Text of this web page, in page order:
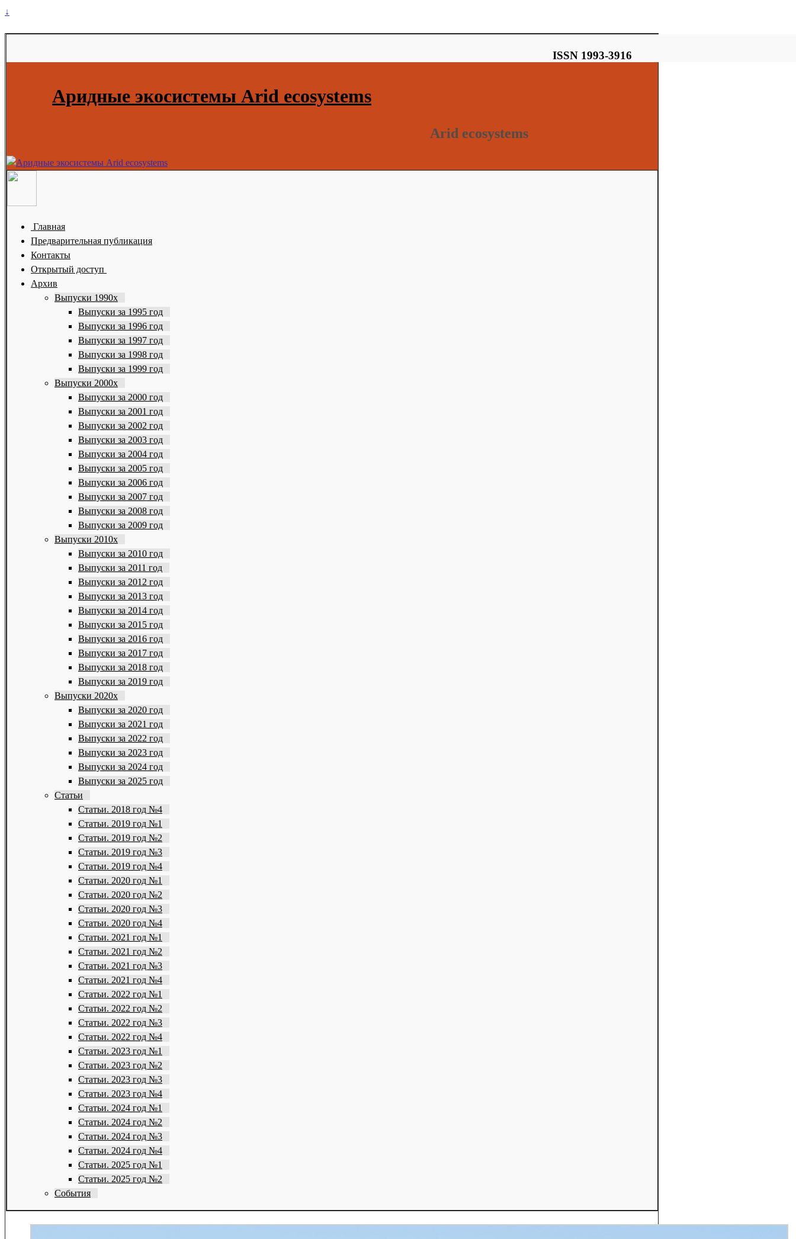
↓
ISSN 1993-3916
Аридные экосистемы Arid ecosystems
Arid ecosystems
Главная
Предварительная публикация
Контакты
Открытый доступ
Архив
Выпуски 1990х
Выпуски за 1995 год
Выпуски за 1996 год
Выпуски за 1997 год
Выпуски за 1998 год
Выпуски за 1999 год
Выпуски 2000х
Выпуски за 2000 год
Выпуски за 2001 год
Выпуски за 2002 год
Выпуски за 2003 год
Выпуски за 2004 год
Выпуски за 2005 год
Выпуски за 2006 год
Выпуски за 2007 год
Выпуски за 2008 год
Выпуски за 2009 год
Выпуски 2010х
Выпуски за 2010 год
Выпуски за 2011 год
Выпуски за 2012 год
Выпуски за 2013 год
Выпуски за 2014 год
Выпуски за 2015 год
Выпуски за 2016 год
Выпуски за 2017 год
Выпуски за 2018 год
Выпуски за 2019 год
Выпуски 2020х
Выпуски за 2020 год
Выпуски за 2021 год
Выпуски за 2022 год
Выпуски за 2023 год
Выпуски за 2024 год
Выпуски за 2025 год
Статьи
Статьи. 2018 год №4
Статьи. 2019 год №1
Статьи. 2019 год №2
Статьи. 2019 год №3
Статьи. 2019 год №4
Статьи. 2020 год №1
Статьи. 2020 год №2
Статьи. 2020 год №3
Статьи. 2020 год №4
Статьи. 2021 год №1
Статьи. 2021 год №2
Статьи. 2021 год №3
Статьи. 2021 год №4
Статьи. 2022 год №1
Статьи. 2022 год №2
Статьи. 2022 год №3
Статьи. 2022 год №4
Статьи. 2023 год №1
Статьи. 2023 год №2
Статьи. 2023 год №3
Статьи. 2023 год №4
Статьи. 2024 год №1
Статьи. 2024 год №2
Статьи. 2024 год №3
Статьи. 2024 год №4
Статьи. 2025 год №1
Статьи. 2025 год №2
События